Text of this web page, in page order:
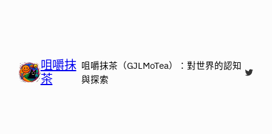
咀嚼抹
茶
咀嚼抹茶（GJLMoTea）：對世界的認知
與探索
X